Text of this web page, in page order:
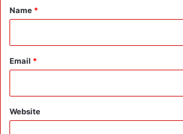
*
Name *
Email *
Website